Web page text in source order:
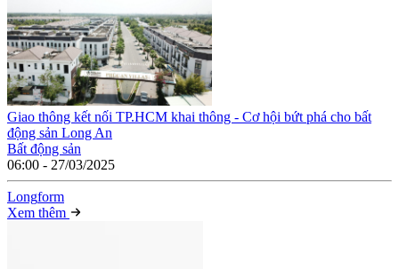
Giao thông kết nối TP.HCM khai thông - Cơ hội bứt phá cho bất
động sản Long An
Bất động sản
06:00 - 27/03/2025
Longform
Xem thêm